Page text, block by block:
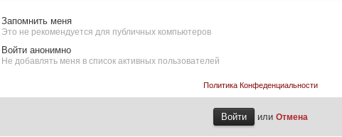
Запомнить меня
Это не рекомендуется для публичных компьютеров
Войти анонимно
Не добавлять меня в список активных пользователей
Политика Конфеденциальности
илиОтмена